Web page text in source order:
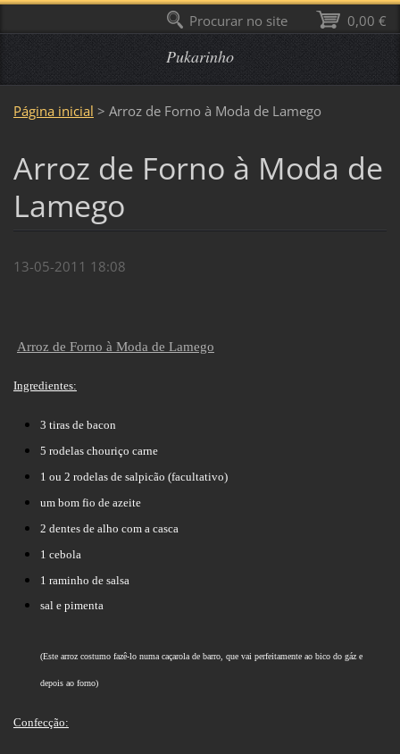
Pukarinho
Página inicial > Arroz de Forno à Moda de Lamego
Arroz de Forno à Moda de
Lamego
13-05-2011 18:08
Arroz de Forno à Moda de Lamego
Ingredientes:
3 tiras de bacon
5 rodelas chouriço carne
1 ou 2 rodelas de salpicão (facultativo)
um bom fio de azeite
2 dentes de alho com a casca
1 cebola
1 raminho de salsa
sal e pimenta
(Este arroz costumo fazê-lo numa caçarola de barro, que vai perfeitamente ao bico do gáz e
depois ao forno)
Confecção:
0,00 €
Procurar no site